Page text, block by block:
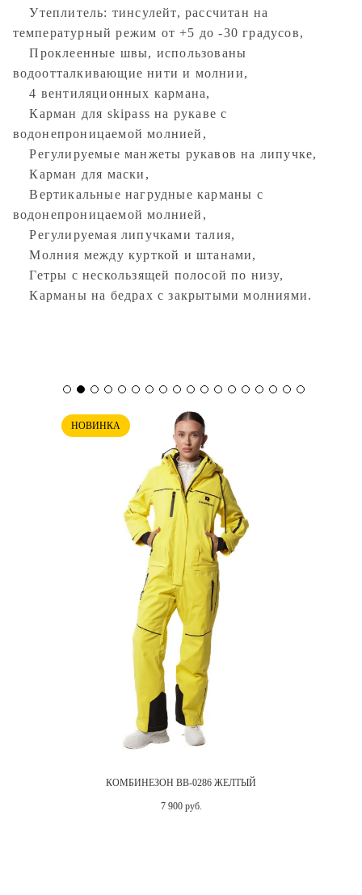
Утеплитель: тинсулейт, рассчитан на
температурный режим от +5 до -30 градусов,
Проклеенные швы, использованы
водоотталкивающие нити и молнии,
4 вентиляционных кармана,
Карман для skipass на рукаве с
водонепроницаемой молнией,
Регулируемые манжеты рукавов на липучке,
Карман для маски,
Вертикальные нагрудные карманы с
водонепроницаемой молнией,
Регулируемая липучками талия,
Молния между курткой и штанами,
Гетры с нескользящей полосой по низу,
Карманы на бедрах с закрытыми молниями.
НОВИНКА
КОМБИНЕЗОН BB-0286 ЖЕЛТЫЙ
7 900 руб.